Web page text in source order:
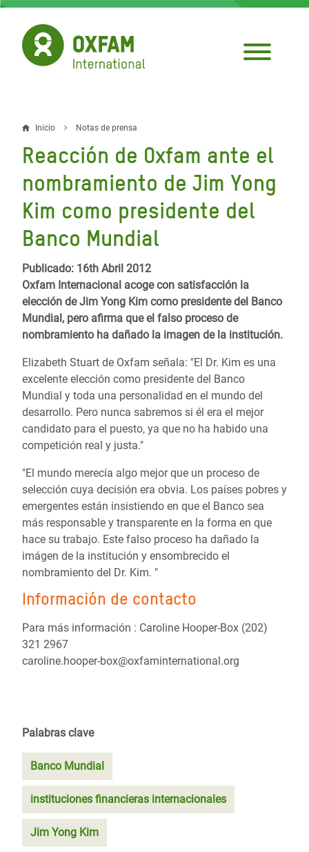
Pasar
contenido
principal
Sobrescribir
enlaces
de
ayuda
a
la
navegación
Inicio Notas de prensa
Reacción de Oxfam ante el
nombramiento de Jim Yong
Kim como presidente del
Banco Mundial
Publicado: 16th Abril 2012
Oxfam Internacional acoge con satisfacción la
elección de Jim Yong Kim como presidente del Banco
Mundial, pero afirma que el falso proceso de
nombramiento ha dañado la imagen de la institución.
Elizabeth Stuart de Oxfam señala: "El Dr. Kim es una
excelente elección como presidente del Banco
Mundial y toda una personalidad en el mundo del
desarrollo. Pero nunca sabremos si él era el mejor
candidato para el puesto, ya que no ha habido una
competición real y justa."
"El mundo merecía algo mejor que un proceso de
selección cuya decisión era obvia. Los países pobres y
emergentes están insistiendo en que el Banco sea
más responsable y transparente en la forma en que
hace su trabajo. Este falso proceso ha dañado la
imágen de la institución y ensombrecido el
nombramiento del Dr. Kim. "
Información de contacto
Para más información : Caroline Hooper-Box (202)
321 2967
caroline.hooper-box@oxfaminternational.org
Palabras clave
Banco Mundial
instituciones financieras internacionales
Jim Yong Kim